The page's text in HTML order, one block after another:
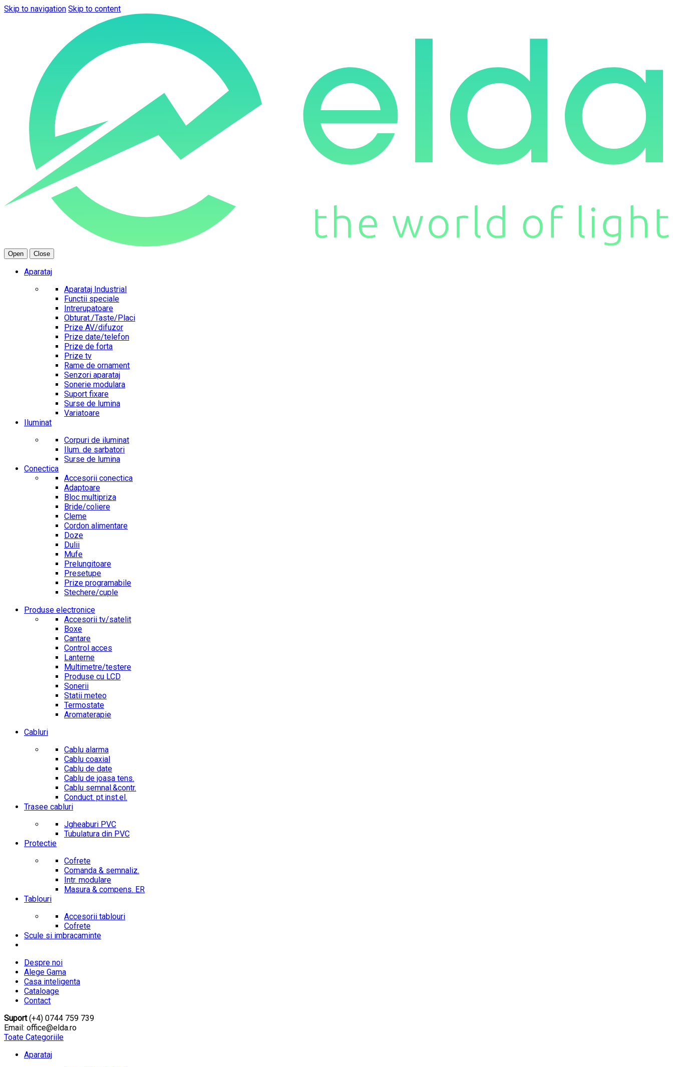
Skip to navigation Skip to content
Open Close
Aparataj
Aparataj Industrial
Functii speciale
Intrerupatoare
Obturat./Taste/Placi
Prize AV/difuzor
Prize date/telefon
Prize de forta
Prize tv
Rame de ornament
Senzori aparataj
Sonerie modulara
Suport fixare
Surse de lumina
Variatoare
Iluminat
Corpuri de iluminat
Ilum. de sarbatori
Surse de lumina
Conectica
Accesorii conectica
Adaptoare
Bloc multipriza
Bride/coliere
Cleme
Cordon alimentare
Doze
Dulii
Mufe
Prelungitoare
Presetupe
Prize programabile
Stechere/cuple
Produse electronice
Accesorii tv/satelit
Boxe
Cantare
Control acces
Lanterne
Multimetre/testere
Produse cu LCD
Sonerii
Statii meteo
Termostate
Aromaterapie
Cabluri
Cablu alarma
Cablu coaxial
Cablu de date
Cablu de joasa tens.
Cablu semnal.&contr.
Conduct. pt.inst.el.
Trasee cabluri
Jgheaburi PVC
Tubulatura din PVC
Protectie
Cofrete
Comanda & semnaliz.
Intr. modulare
Masura & compens. ER
Tablouri
Accesorii tablouri
Cofrete
Scule si imbracaminte
Despre noi
Alege Gama
Casa inteligenta
Cataloage
Contact
Suport(+4) 0744 759 739
Email: office@elda.ro
Toate Categoriile
Aparataj